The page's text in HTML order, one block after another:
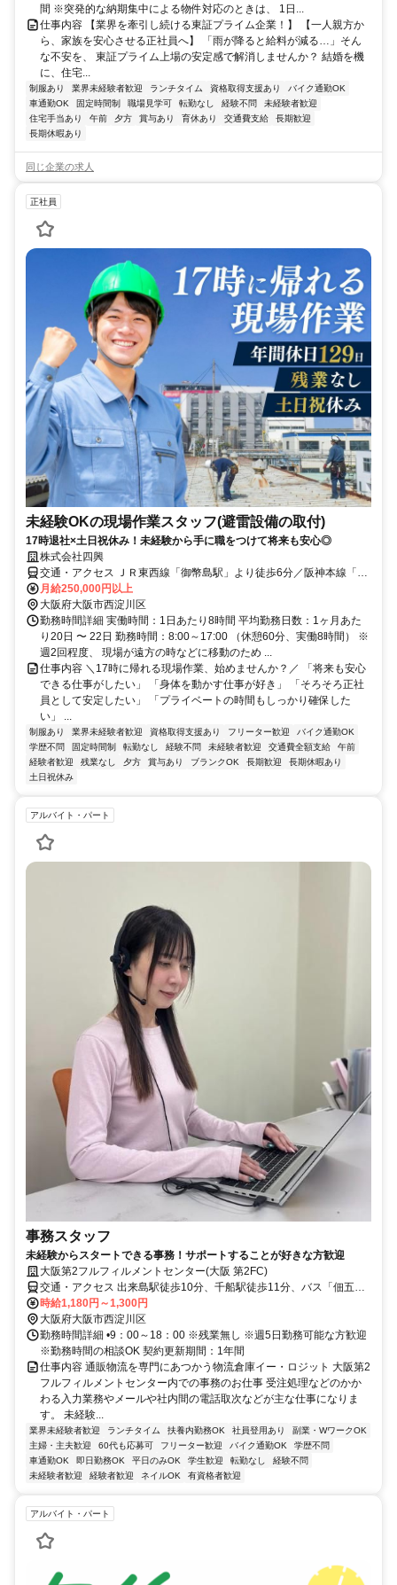
間 ※突発的な納期集中による物件対応のときは、 1日...
仕事内容 【業界を牽引し続ける東証プライム企業！】 【一人親方か
ら、家族を安心させる正社員へ】 「雨が降ると給料が減る…」そん
な不安を、 東証プライム上場の安定感で解消しませんか？ 結婚を機
に、住宅...
制服あり 業界未経験者歓迎 ランチタイム 資格取得支援あり
バイク通勤OK
車通勤OK
固定時間制 職場見学可 転勤なし 経験不問
未経験者歓迎
住宅手当あり
午前 夕方 賞与あり 育休あり 交通費支給
長期歓迎
長期休暇あり
同じ企業の求人
正社員
未経験OKの現場作業スタッフ(避雷設備の取付)
17時退社×土日祝休み！未経験から手に職をつけて将来も安心◎
株式会社四興
交通・アクセス ＪＲ東西線「御幣島駅」より徒歩6分／阪神本線「千
船駅」より徒歩10分
月給250,000円以上
大阪府大阪市西淀川区
勤務時間詳細 実働時間：1日あたり8時間 平均勤務日数：1ヶ月あた
り20日 〜 22日 勤務時間：8:00～17:00 （休憩60分、実働8時間） ※
週2回程度、 現場が遠方の時などに移動のため ...
仕事内容 ＼17時に帰れる現場作業、始めませんか？／ 「将来も安心
できる仕事がしたい」 「身体を動かす仕事が好き」 「そろそろ正社
員として安定したい」 「プライベートの時間もしっかり確保した
い」 ...
制服あり 業界未経験者歓迎 資格取得支援あり フリーター歓迎
バイク通勤OK
学歴不問
固定時間制 転勤なし 経験不問 未経験者歓迎 交通費全額支給
午前
経験者歓迎
残業なし 夕方 賞与あり ブランクOK 長期歓迎
長期休暇あり
土日祝休み
アルバイト・パート
事務スタッフ
未経験からスタートできる事務！サポートすることが好きな方歓迎
大阪第2フルフィルメントセンター(大阪 第2FC)
交通・アクセス 出来島駅徒歩10分、千船駅徒歩11分、バス「佃五丁
目」駅4分
時給1,180円～1,300円
大阪府大阪市西淀川区
勤務時間詳細 •9：00～18：00 ※残業無し ※週5日勤務可能な方歓迎
※勤務時間の相談OK 契約更新期間：1年間
仕事内容 通販物流を専門にあつかう物流倉庫イー・ロジット 大阪第2
フルフィルメントセンター内での事務のお仕事 受注処理などのかか
わる入力業務やメールや社内間の電話取次などが主な仕事になりま
す。 未経験...
業界未経験者歓迎 ランチタイム 扶養内勤務OK 社員登用あり
副業・WワークOK
主婦・主夫歓迎
60代も応募可 フリーター歓迎 バイク通勤OK
学歴不問
車通勤OK
即日勤務OK 平日のみOK 学生歓迎 転勤なし
経験不問
未経験者歓迎
経験者歓迎 ネイルOK 有資格者歓迎
アルバイト・パート